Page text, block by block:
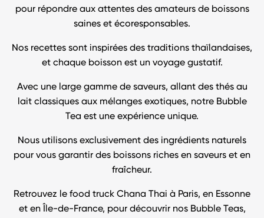
pour répondre aux attentes des amateurs de boissons
saines et écoresponsables.
Nos recettes sont inspirées des traditions thaïlandaises,
et chaque boisson est un voyage gustatif.
Avec une large gamme de saveurs, allant des thés au
lait classiques aux mélanges exotiques, notre Bubble
Tea est une expérience unique.
Nous utilisons exclusivement des ingrédients naturels
pour vous garantir des boissons riches en saveurs et en
fraîcheur.
Retrouvez le food truck Chana Thai à Paris, en Essonne
et en Île-de-France, pour découvrir nos Bubble Teas,